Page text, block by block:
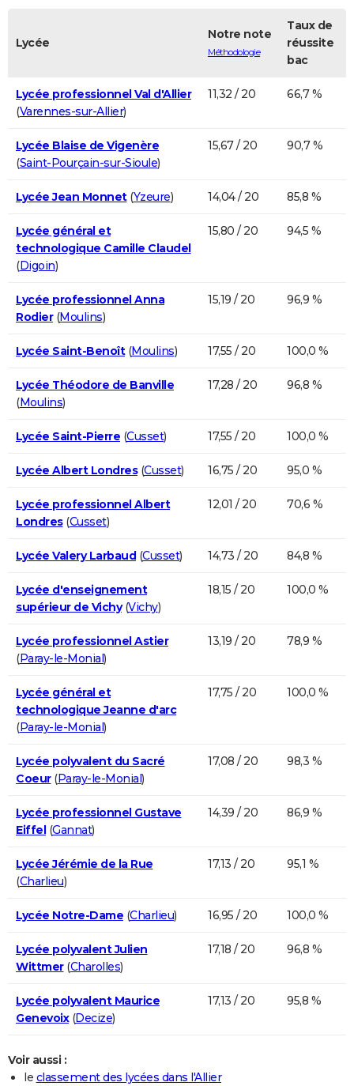
Lycée
Notre note
Méthodologie
Taux de
réussite
bac
Lycée professionnel Val d'Allier
(Varennes-sur-Allier)
11,32 / 20 66,7 %
Lycée Blaise de Vigenère
(Saint-Pourçain-sur-Sioule)
15,67 / 20 90,7 %
Lycée Jean Monnet(Yzeure) 14,04 / 20 85,8 %
Lycée général et
technologique Camille Claudel
(Digoin)
15,80 / 20 94,5 %
Lycée professionnel Anna
Rodier(Moulins)
15,19 / 20 96,9 %
Lycée Saint-Benoît(Moulins) 17,55 / 20 100,0 %
Lycée Théodore de Banville
(Moulins)
17,28 / 20 96,8 %
Lycée Saint-Pierre (Cusset) 17,55 / 20 100,0 %
Lycée Albert Londres(Cusset) 16,75 / 20 95,0 %
Lycée professionnel Albert
Londres(Cusset)
12,01 / 20 70,6 %
Lycée Valery Larbaud(Cusset) 14,73 / 20 84,8 %
Lycée d'enseignement
supérieur de Vichy(Vichy)
18,15 / 20 100,0 %
Lycée professionnel Astier
(Paray-le-Monial)
13,19 / 20 78,9 %
Lycée général et
technologique Jeanne d'arc
(Paray-le-Monial)
17,75 / 20 100,0 %
Lycée polyvalent du Sacré
Coeur(Paray-le-Monial)
17,08 / 20 98,3 %
Lycée professionnel Gustave
Eiffel(Gannat)
14,39 / 20 86,9 %
Lycée Jérémie de la Rue
(Charlieu)
17,13 / 20 95,1 %
Lycée Notre-Dame (Charlieu) 16,95 / 20 100,0 %
Lycée polyvalent Julien
Wittmer(Charolles)
17,18 / 20 96,8 %
Lycée polyvalent Maurice
Genevoix(Decize)
17,13 / 20 95,8 %
Voir aussi :
le classement des lycées dans l'Allier